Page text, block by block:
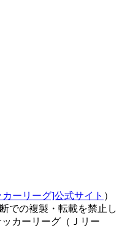
ーリーグ]公式サイト ）
での複製・転載を禁止し
カーリーグ（Ｊリー